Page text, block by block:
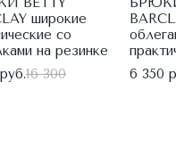
широкие
со
на резинке
16 300
6 350